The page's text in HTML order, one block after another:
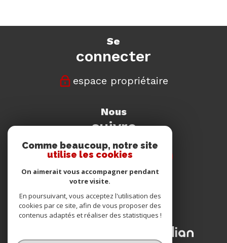
se
connecter
espace propriétaire
nous
suivre
nous
adhérons
Comme beaucoup, notre site
utilise les cookies
On aimerait vous accompagner pendant
votre visite.
En poursuivant, vous acceptez l'utilisation des
cookies par ce site, afin de vous proposer des
contenus adaptés et réaliser des statistiques !